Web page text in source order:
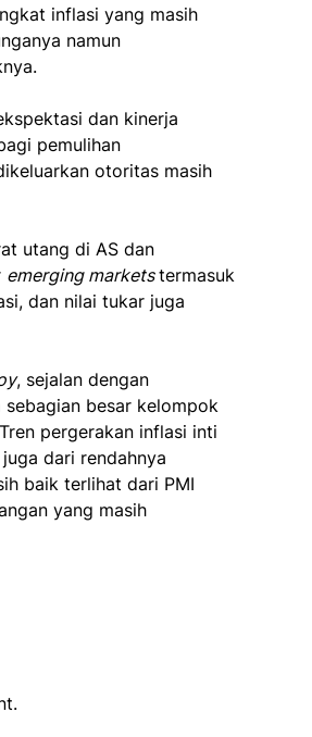
inflasi yang masih
namun
dan kinerja
pemulihan
otoritas masih
utang di AS dan
emerging marketstermasuk
dan nilai tukar juga
, sejalan dengan
besar kelompok
pergerakan inflasi inti
dari rendahnya
baik terlihat dari PMI
yang masih